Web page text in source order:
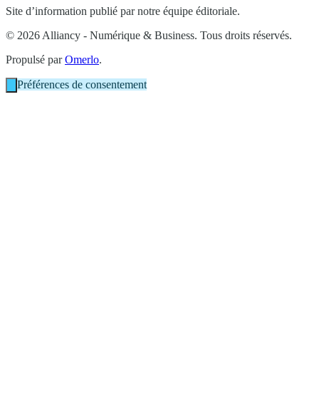
Site d’information publié par notre équipe éditoriale.
© 2026 Alliancy - Numérique & Business. Tous droits réservés.
Propulsé parOmerlo.
Préférences de consentement